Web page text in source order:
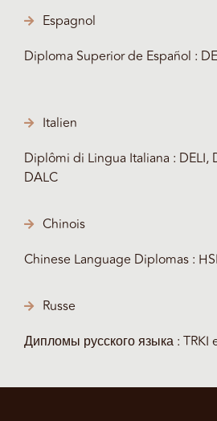
Espagnol
Diploma Superior de Español :
Italien
Diplômi di Lingua Italiana : DELI,
DALC
Chinois
Chinese Language Diplomas :
Russe
Дипломы русского языка : TRKI